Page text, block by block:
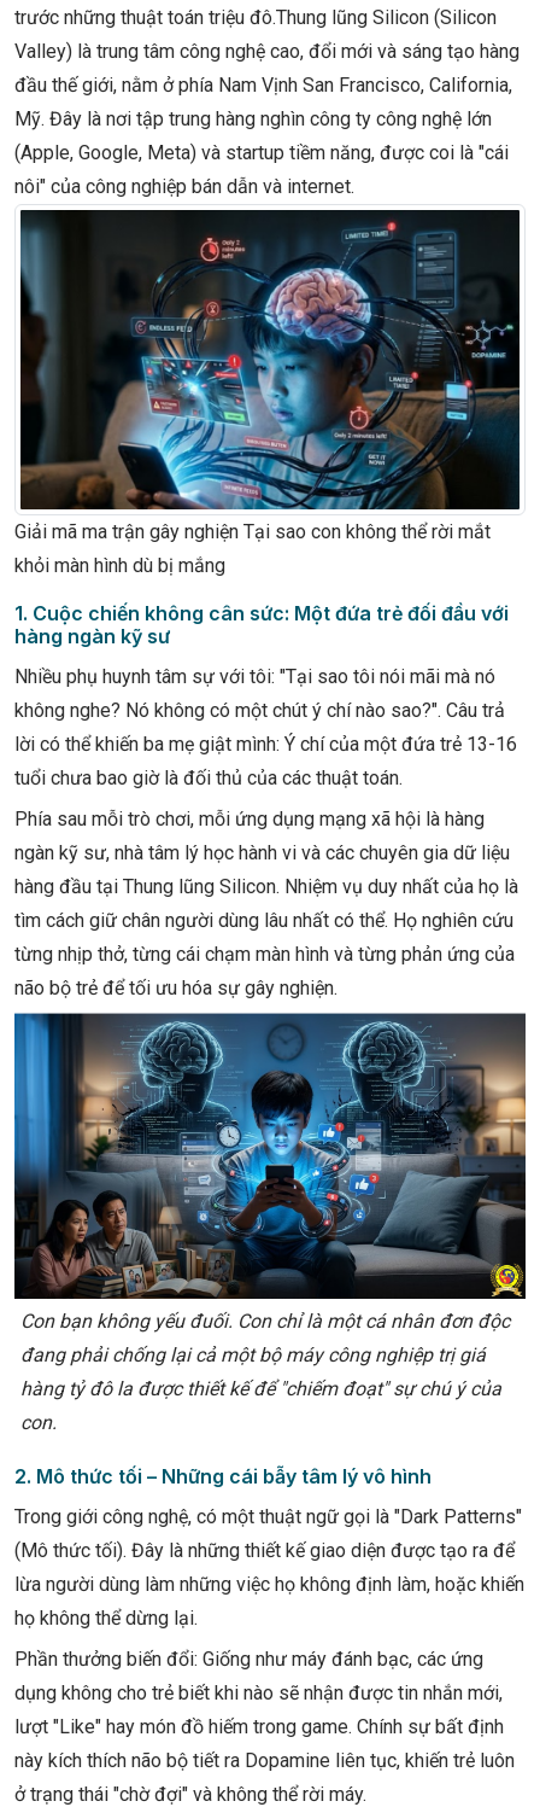
trước những thuật toán triệu đô.Thung lũng Silicon (Silicon
Valley) là trung tâm công nghệ cao, đổi mới và sáng tạo hàng
đầu thế giới, nằm ở phía Nam Vịnh San Francisco, California,
Mỹ. Đây là nơi tập trung hàng nghìn công ty công nghệ lớn
(Apple, Google, Meta) và startup tiềm năng, được coi là "cái
nôi" của công nghiệp bán dẫn và internet.
Giải mã ma trận gây nghiện Tại sao con không thể rời mắt
khỏi màn hình dù bị mắng
1. Cuộc chiến không cân sức: Một đứa trẻ đối đầu với
hàng ngàn kỹ sư
Nhiều phụ huynh tâm sự với tôi: "Tại sao tôi nói mãi mà nó
không nghe? Nó không có một chút ý chí nào sao?". Câu trả
lời có thể khiến ba mẹ giật mình: Ý chí của một đứa trẻ 13-16
tuổi chưa bao giờ là đối thủ của các thuật toán.
Phía sau mỗi trò chơi, mỗi ứng dụng mạng xã hội là hàng
ngàn kỹ sư, nhà tâm lý học hành vi và các chuyên gia dữ liệu
hàng đầu tại Thung lũng Silicon. Nhiệm vụ duy nhất của họ là
tìm cách giữ chân người dùng lâu nhất có thể. Họ nghiên cứu
từng nhịp thở, từng cái chạm màn hình và từng phản ứng của
não bộ trẻ để tối ưu hóa sự gây nghiện.
Con bạn không yếu đuối. Con chỉ là một cá nhân đơn độc
đang phải chống lại cả một bộ máy công nghiệp trị giá
hàng tỷ đô la được thiết kế để "chiếm đoạt" sự chú ý của
con.
2. Mô thức tối – Những cái bẫy tâm lý vô hình
Trong giới công nghệ, có một thuật ngữ gọi là "Dark Patterns"
(Mô thức tối). Đây là những thiết kế giao diện được tạo ra để
lừa người dùng làm những việc họ không định làm, hoặc khiến
họ không thể dừng lại.
Phần thưởng biến đổi: Giống như máy đánh bạc, các ứng
dụng không cho trẻ biết khi nào sẽ nhận được tin nhắn mới,
lượt "Like" hay món đồ hiếm trong game. Chính sự bất định
này kích thích não bộ tiết ra Dopamine liên tục, khiến trẻ luôn
ở trạng thái "chờ đợi" và không thể rời máy.